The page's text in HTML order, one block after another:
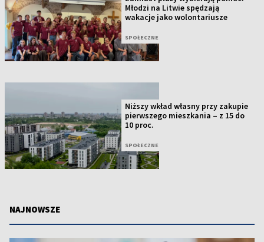
Młodzi na Litwie spędzają
wakacje jako wolontariusze
SPOŁECZNE
Niższy wkład własny przy zakupie
pierwszego mieszkania – z 15 do
10 proc.
SPOŁECZNE
NAJNOWSZE